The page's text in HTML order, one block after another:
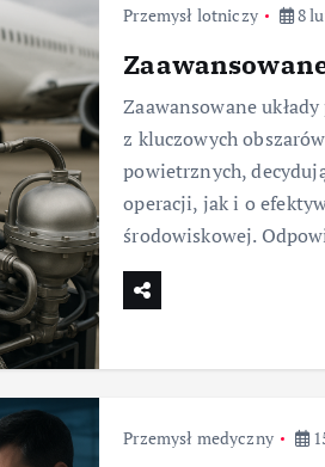
Przemysł lotniczy 8
Zaawansowane
z kluczowych
powietrznych,
operacji, jak i o
środowiskowej.
Przemysł medyczny